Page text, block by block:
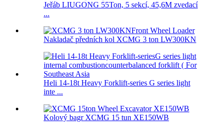
Jeřáb LIUGONG 55Ton, 5 sekcí, 45,6M zvedací
...
Nakladač předních kol XCMG 3 ton LW300KN
Heli 14-18t Heavy Forklift-series G series light
inte ...
Kolový bagr XCMG 15 tun XE150WB